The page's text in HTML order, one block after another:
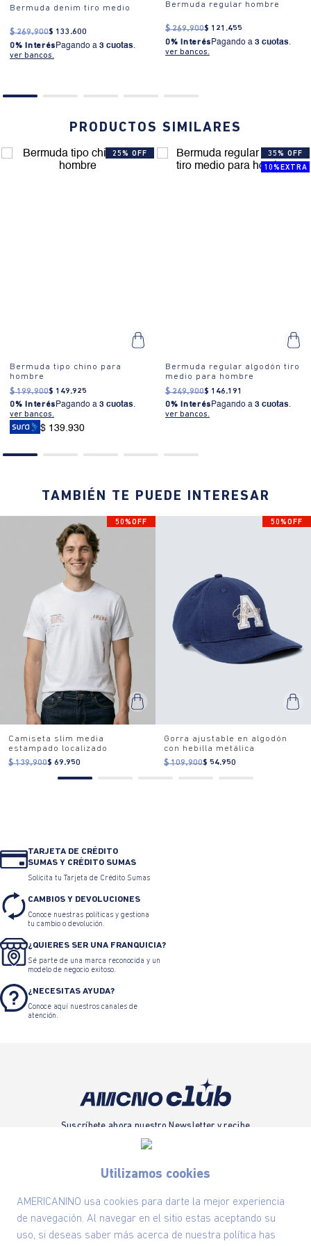
Utilizamos cookies
AMERICANINO usa cookies para darte la mejor experiencia
de navegación. Al navegar en el sitio estas aceptando su
uso, si deseas saber más acerca de nuestra política has
Bermuda denim tiro medio
$ 269.900$ 133 .600
0% Interés Pagando a 3 cuotas.
ver bancos.
Bermuda regular hombre
$ 269.900$ 121 .455
0% Interés Pagando a 3 cuotas.
ver bancos.
PRODUCTOS SIMILARES
25% OFF
Bermuda tipo chino para
hombre
$ 199.900$ 149.925
0% InterésPagando a 3 cuotas.
ver bancos.
$ 139.930
35% OFF
10%EXTRA
Bermuda regular algodón tiro
medio para hombre
$ 249.900$ 146.191
0% InterésPagando a 3 cuotas.
ver bancos.
TAMBIÉN TE PUEDE INTERESAR
50%OFF
Camiseta slim media
estampado localizado
$ 139.900$ 69.950
50%OFF
Gorra ajustable en algodón
con hebilla metálica
$ 109.900$ 54.950
TARJETA DE CRÉDITO
SUMAS Y CRÉDITO SUMAS
Solicita tu Tarjeta de Crédito Sumas
CAMBIOS Y DEVOLUCIONES
Conoce nuestras políticas y gestiona
tu cambio o devolución.
¿QUIERES SER UNA FRANQUICIA?
Sé parte de una marca reconocida y un
modelo de negocio exitoso.
¿NECESITAS AYUDA?
Conoce aquí nuestros canales de
atención.
Suscríbete ahora nuestro Newsletter y recibe
las ofertas exclusivas y lo último en moda
SUSCRÍBETE AHORA
Nuestra Marca